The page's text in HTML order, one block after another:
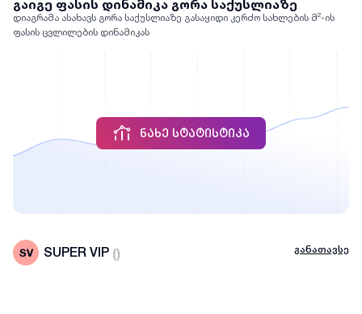
გაიგე ფასის დინამიკა გორა საქუსლიაზე
დიაგრამა ასახავს გორა საქუსლიაზე გასაყიდი კერძო სახლების მ²-ის
ფასის ცვლილების დინამიკას
ᲜᲐᲮᲔ ᲡᲢᲐᲢᲘᲡᲢᲘᲙᲐ
SUPER VIP () განათავსე